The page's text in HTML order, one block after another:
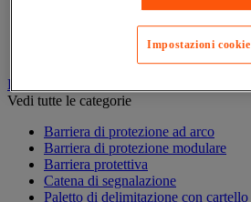
Timbratura e controllo accessi
Tornello e portello
Barriera e paletto di protezione
Vedi tutte le categorie
Barriera di protezione ad arco
Barriera di protezione modulare
Barriera protettiva
Catena di segnalazione
Paletto di delimitazione con cartello
Impostazioni cookie